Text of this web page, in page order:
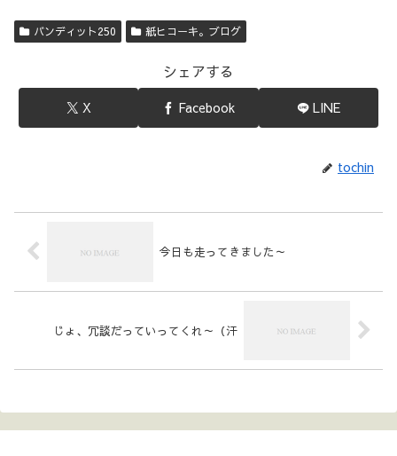
バンディット250 紙ヒコーキ。ブログ
シェアする
X Facebook LINE
tochin
今日も走ってきました～
じょ、冗談だっていってくれ～（汗